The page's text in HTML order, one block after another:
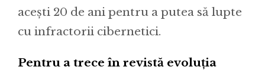
acești 20 de ani pentru a putea să lupte
cu infractorii cibernetici.
Pentru a trece în revistă evoluția